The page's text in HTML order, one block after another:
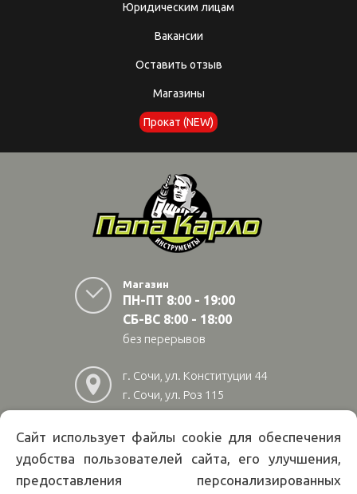
Юридическим лицам
Вакансии
Оставить отзыв
Магазины
Прокат (NEW)
Магазин
ПН-ПТ 8:00 - 19:00
СБ-ВС 8:00 - 18:00
без перерывов
г. Сочи, ул. Конституции 44
г. Сочи, ул. Роз 115
г. Адлер, ул Авиационная
28/10
222 02 01
Сайт использует файлы cookie для обеспечения
удобства пользователей сайта, его улучшения,
предоставления персонализированных